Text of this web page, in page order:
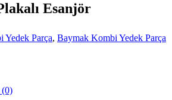
Esanjör
Yedek Parça, Baymak Kombi Yedek Parça
(0)